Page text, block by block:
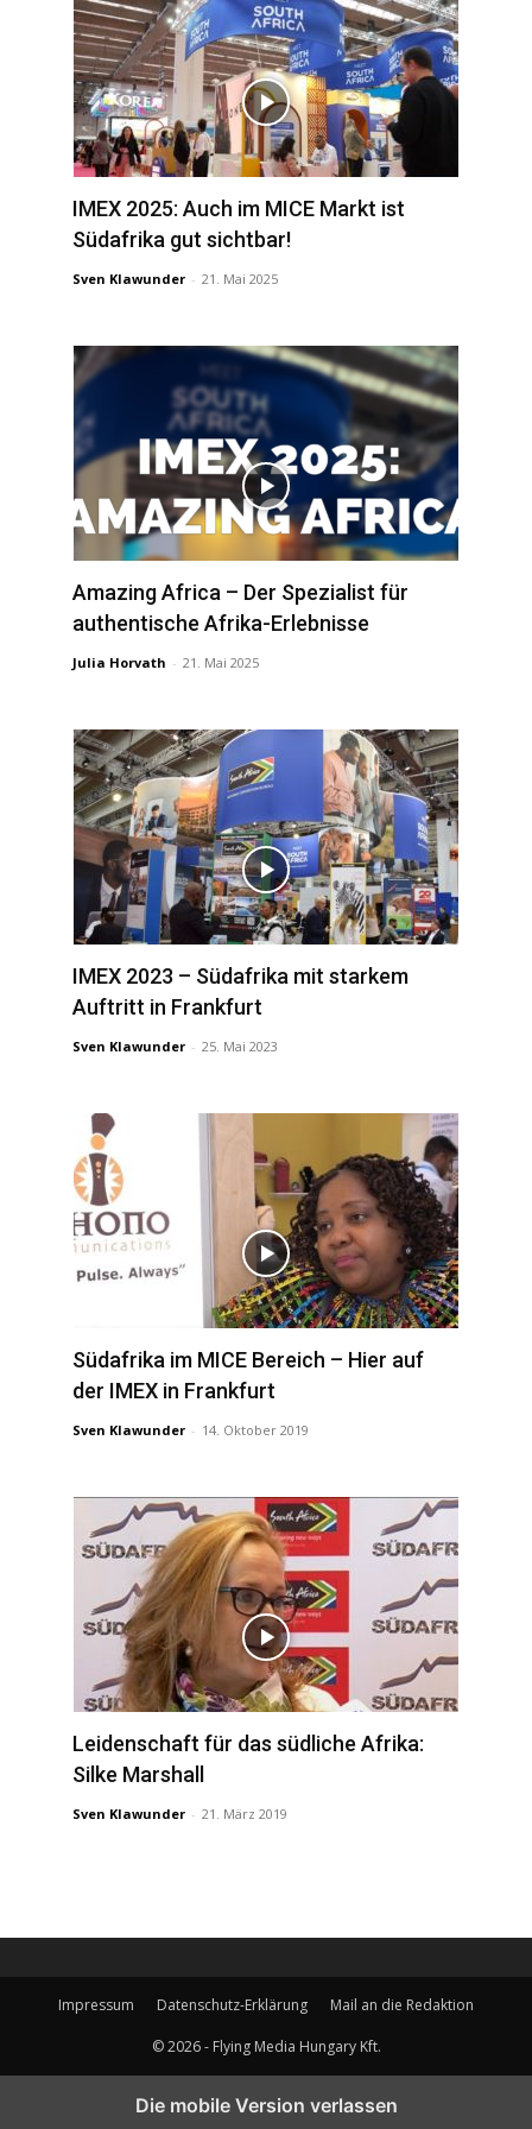
IMEX 2025: Auch im MICE Markt ist
Südafrika gut sichtbar!
Sven Klawunder - 21. Mai 2025
Amazing Africa – Der Spezialist für
authentische Afrika-Erlebnisse
Julia Horvath - 21. Mai 2025
IMEX 2023 – Südafrika mit starkem
Auftritt in Frankfurt
Sven Klawunder - 25. Mai 2023
Südafrika im MICE Bereich – Hier auf
der IMEX in Frankfurt
Sven Klawunder - 14. Oktober 2019
Leidenschaft für das südliche Afrika:
Silke Marshall
Sven Klawunder - 21. März 2019
Impressum Datenschutz-Erklärung Mail an die Redaktion
© 2026 - Flying Media Hungary Kft.
Die mobile Version verlassen